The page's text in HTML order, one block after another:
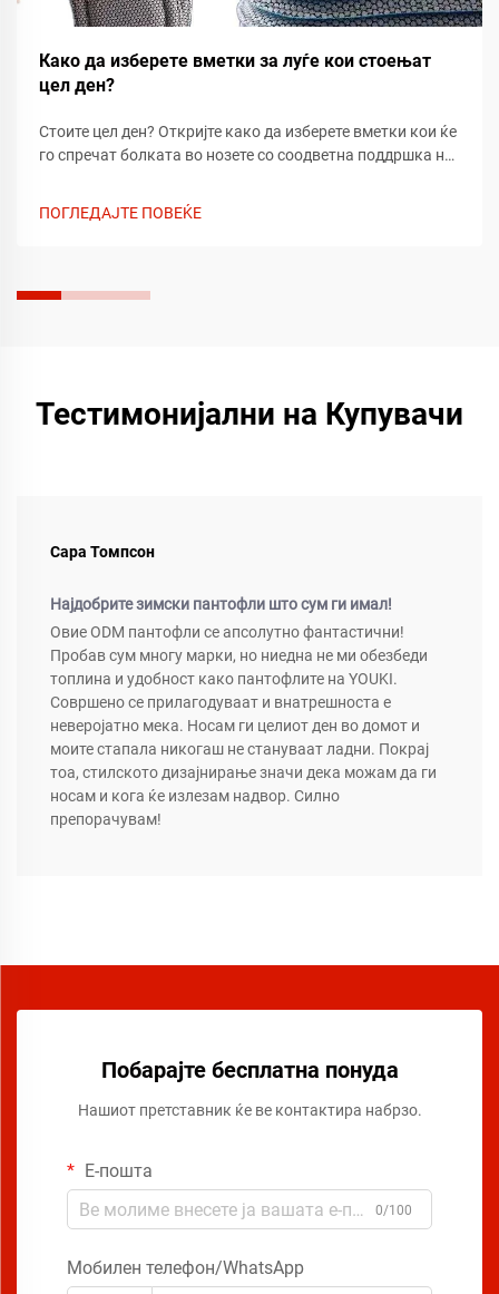
Како да изберете вметки за луѓе кои стоењат
цел ден?
Стоите цел ден? Откријте како да изберете вметки кои ќе
го спречат болката во нозете со соодветна поддршка на
барате според типот на стапало и обувка. Добијте
релаксација веднаш.
ПОГЛЕДАЈТЕ ПОВЕЌЕ
Тестимонијални на Купувачи
Сара Томпсон
Најдобрите зимски пантофли што сум ги имал!
Овие ODM пантофли се апсолутно фантастични!
Пробав сум многу марки, но ниедна не ми обезбеди
топлина и удобност како пантофлите на YOUKI.
Совршено се прилагодуваат и внатрешноста е
неверојатно мека. Носам ги целиот ден во домот и
моите стапала никогаш не стануваат ладни. Покрај
тоа, стилското дизајнирање значи дека можам да ги
носам и кога ќе излезам надвор. Силно
препорачувам!
Побарајте бесплатна понуда
Нашиот претставник ќе ве контактира набрзо.
Е-пошта
0/100
Мобилен телефон/WhatsApp